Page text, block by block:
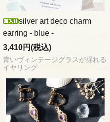
silver art deco charm
earring - blue -
3,410円(税込)
青いヴィンテージグラスが揺れる
イヤリング